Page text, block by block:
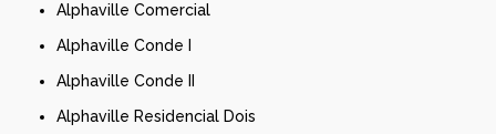
Alphaville Comercial
Alphaville Conde I
Alphaville Conde II
Alphaville Residencial Dois